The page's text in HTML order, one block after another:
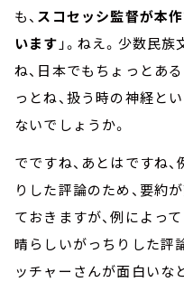
も、 スコセッシ監督が本
います 」。ねえ。少数民
ね、日本でもちょっとあ
っとね、扱う時の神経と
ないでしょうか。
でですね、あとはですね
りした評論のため、要約
ておきますが、例によっ
晴らしいがっちりした評
ッチャーさんが面白いな